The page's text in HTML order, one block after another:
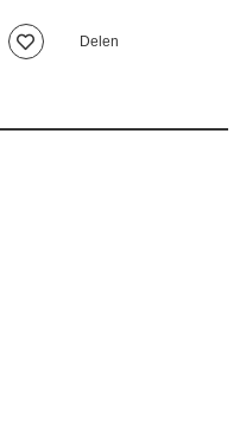
Delen